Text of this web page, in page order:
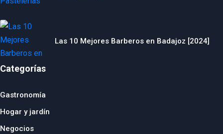
Las 10 Mejores Barberos en Badajoz [2024]
Categorías
Gastronomía
Hogar y jardín
Negocios